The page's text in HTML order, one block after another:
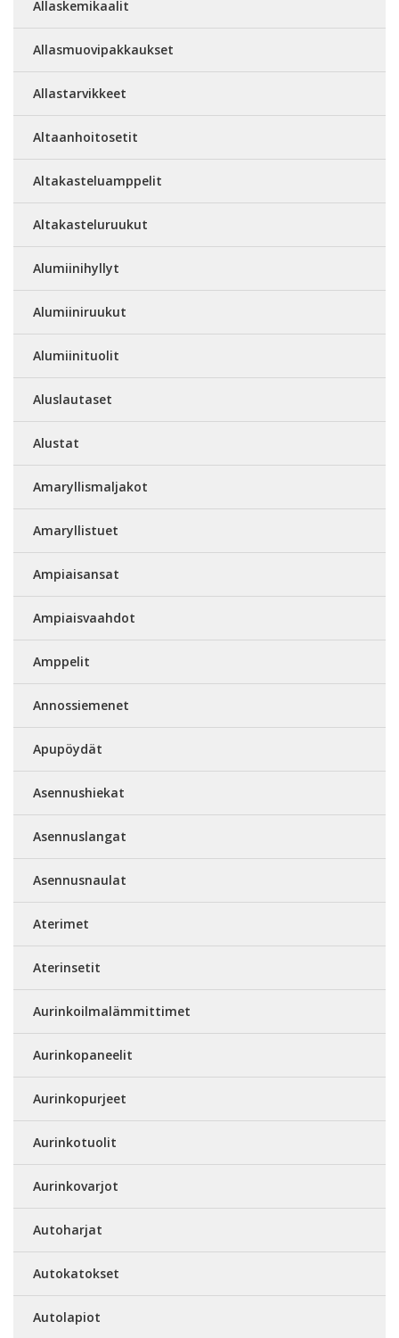
Allaskemikaalit
Allasmuovipakkaukset
Allastarvikkeet
Altaanhoitosetit
Altakasteluamppelit
Altakasteluruukut
Alumiinihyllyt
Alumiiniruukut
Alumiinituolit
Aluslautaset
Alustat
Amaryllismaljakot
Amaryllistuet
Ampiaisansat
Ampiaisvaahdot
Amppelit
Annossiemenet
Apupöydät
Asennushiekat
Asennuslangat
Asennusnaulat
Aterimet
Aterinsetit
Aurinkoilmalämmittimet
Aurinkopaneelit
Aurinkopurjeet
Aurinkotuolit
Aurinkovarjot
Autoharjat
Autokatokset
Autolapiot